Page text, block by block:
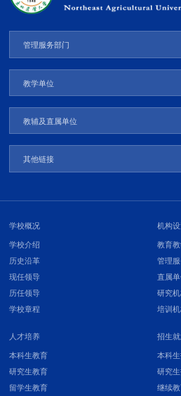
管理服务部门
教学单位
教辅及直属单位
其他链接
学校概况
学校介绍
历史沿革
现任领导
历任领导
学校章程
机构
教育
管理
直属单
研究机
培训机
人才培养
本科生教育
研究生教育
留学生教育
招生就
本科
研究
继续